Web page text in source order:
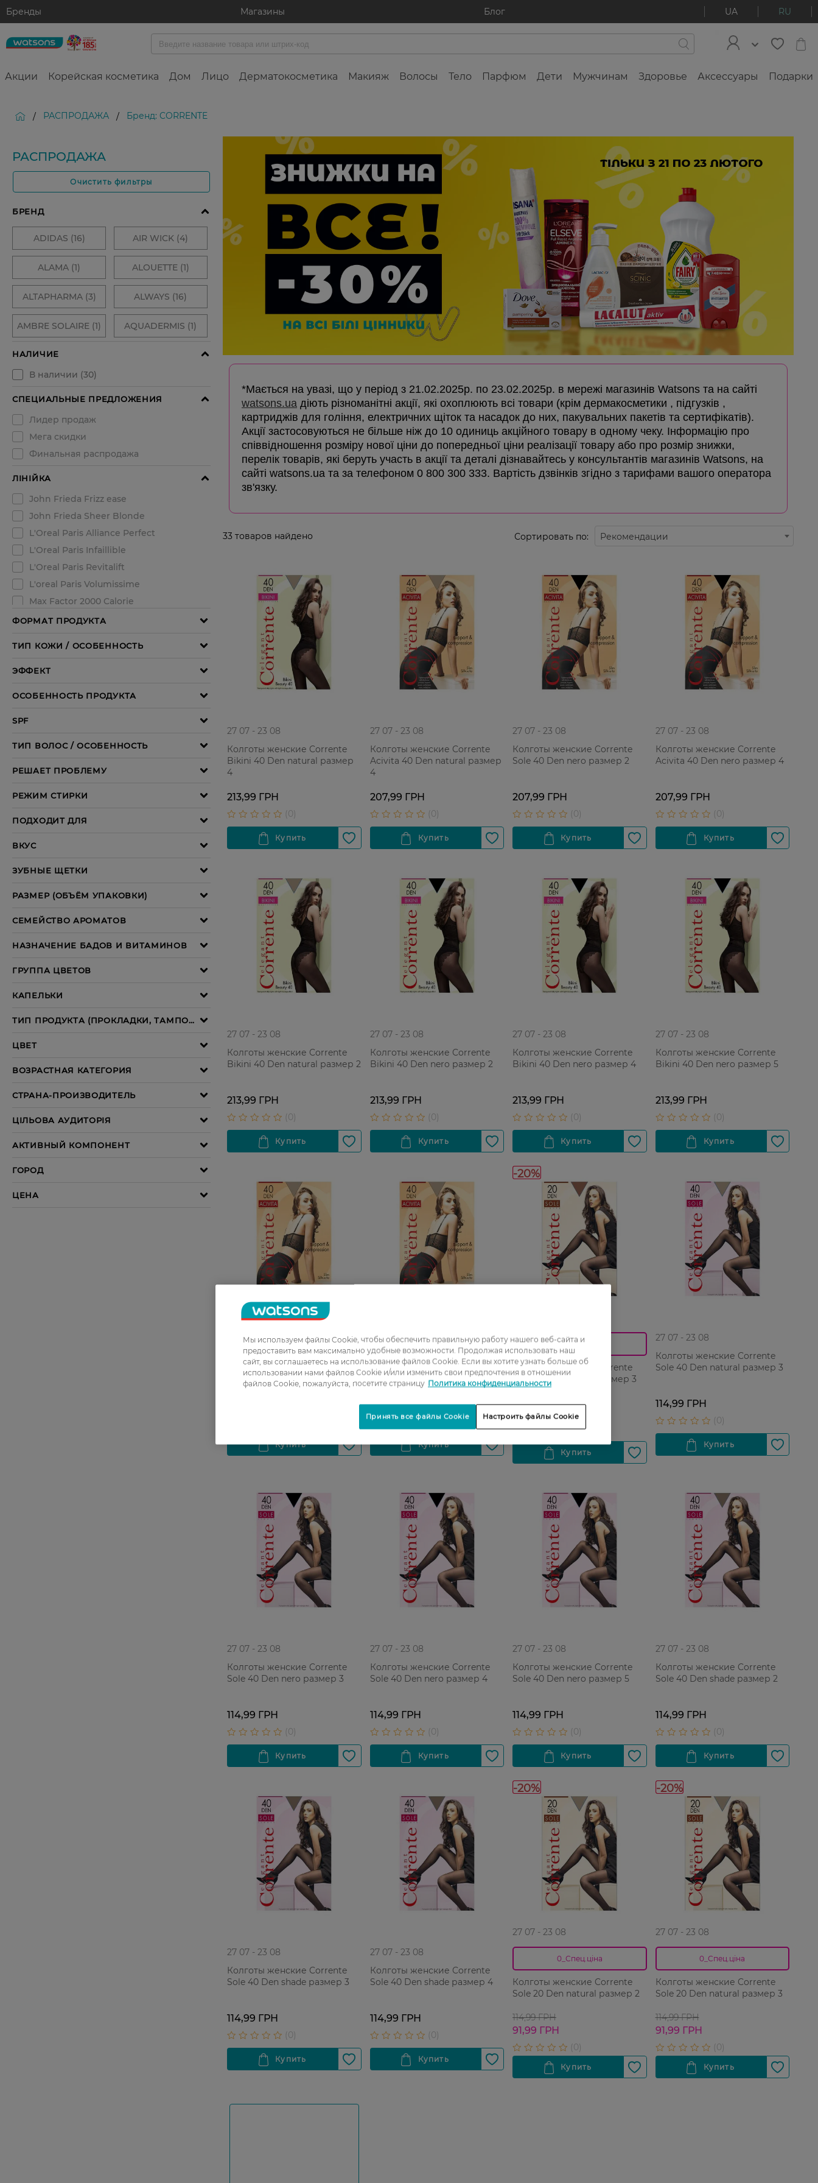
Бренды Магазины Блог UA RU
Акции Корейская косметика Дом Лицо Дерматокосметика Макияж Волосы Тело Парфюм Дети Мужчинам Здоровье Аксессуары Подарки
/ РАСПРОДАЖА / Бренд: CORRENTE
РАСПРОДАЖА
Очистить фильтры
*Мається на увазі, що у період з 21.02.2025р. по 23.02.2025р. в мережі магазинів Watsons та на сайті
watsons.ua діють різноманітні акції, які охоплюють всі товари (крім дермакосметики , підгузків ,
картриджів для гоління, електричних щіток та насадок до них, пакувальних пакетів та сертифікатів).
Акції застосовуються не більше ніж до 10 одиниць акційного товару в одному чеку. Інформацію про
співвідношення розміру нової ціни до попередньої ціни реалізації товару або про розмір знижки,
перелік товарів, які беруть участь в акції та деталі дізнавайтесь у консультантів магазинів Watsons, на
сайті watsons.ua та за телефоном 0 800 300 333. Вартість дзвінків згідно з тарифами вашого оператора
зв'язку.
33 товаров найдено Сортировать по: Рекомендации
27 07 - 23 08
Колготы женские Corrente
Bikini 40 Den natural размер
4
213,99 ГРН
27 07 - 23 08
Колготы женские Corrente
Acivita 40 Den natural размер
4
207,99 ГРН
27 07 - 23 08
Колготы женские Corrente
Sole 40 Den nero размер 2
207,99 ГРН
27 07 - 23 08
Колготы женские Corrente
Acivita 40 Den nero размер 4
207,99 ГРН
27 07 - 23 08
Колготы женские Corrente
Bikini 40 Den natural размер 2
213,99 ГРН
27 07 - 23 08
Колготы женские Corrente
Bikini 40 Den nero размер 2
213,99 ГРН
27 07 - 23 08
Колготы женские Corrente
Bikini 40 Den nero размер 4
213,99 ГРН
27 07 - 23 08
Колготы женские Corrente
Bikini 40 Den nero размер 5
213,99 ГРН
27 07 - 23 08
Колготы женские Corrente
Acivita 40 Den natural размер
27 07 - 23 08
Колготы женские Corrente
Acivita 40 Den natural размер
3
207,99 ГРН
-20%
0_Спец.ціна
Колготы женские Corrente
Sole 20 Den visone размер 3
114,99 ГРН
91,99 ГРН
27 07 - 23 08
Колготы женские Corrente
Sole 40 Den natural размер 3
114,99 ГРН
27 07 - 23 08
Колготы женские Corrente
Sole 40 Den nero размер 3
114,99 ГРН
27 07 - 23 08
Колготы женские Corrente
Sole 40 Den nero размер 4
114,99 ГРН
27 07 - 23 08
Колготы женские Corrente
Sole 40 Den nero размер 5
114,99 ГРН
27 07 - 23 08
Колготы женские Corrente
Sole 40 Den shade размер 2
114,99 ГРН
27 07 - 23 08
Колготы женские Corrente
Sole 40 Den shade размер 3
114,99 ГРН
27 07 - 23 08
Колготы женские Corrente
Sole 40 Den shade размер 4
114,99 ГРН
-20%
27 07 - 23 08
0_Спец.ціна
Колготы женские Corrente
Sole 20 Den natural размер 2
114,99 ГРН
91,99 ГРН
-20%
27 07 - 23 08
0_Спец.ціна
Колготы женские Corrente
Sole 20 Den natural размер 3
114,99 ГРН
91,99 ГРН
Мы используем файлы Cookie, чтобы обеспечить правильную работу нашего веб-сайта и
предоставить вам максимально удобные возможности. Продолжая использовать наш
сайт, вы соглашаетесь на использование файлов Cookie. Если вы хотите узнать больше об
использовании нами файлов Cookie и/или изменить свои предпочтения в отношении
файлов Cookie, пожалуйста, посетите страницу Политика конфиденциальности
Настроить файлы Cookie
Принять все файлы Cookie